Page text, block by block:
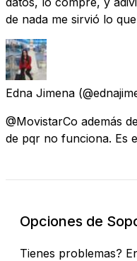
de nada me sirvió lo
Edna Jimena
@MovistarCo además
de pqr no funciona. Es
Opciones de
Tienes problemas?